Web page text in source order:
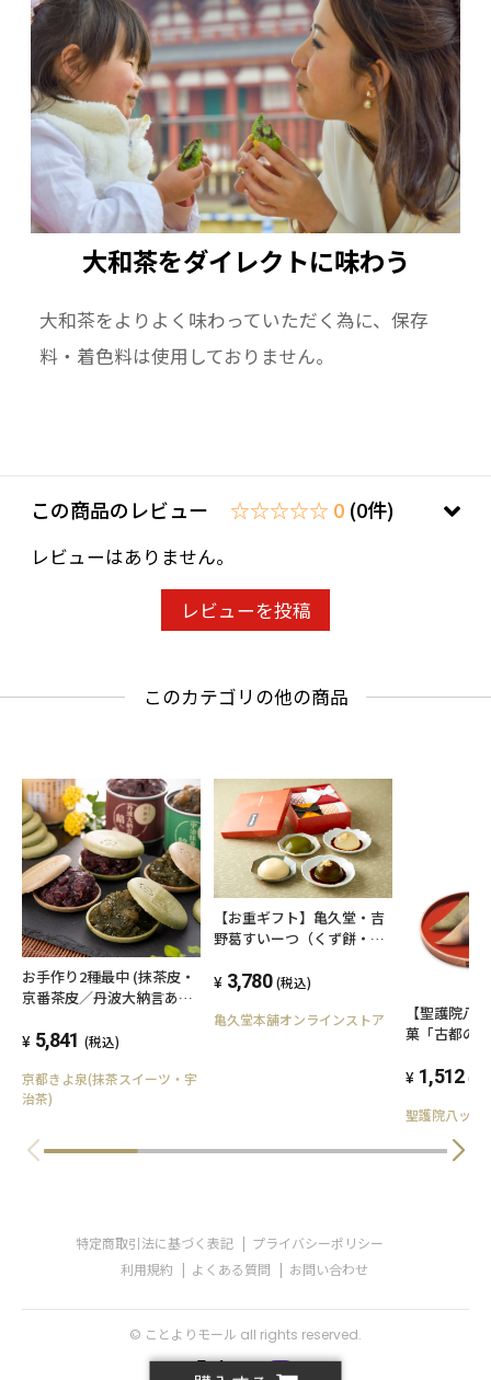
大和茶をダイレクトに味わう
大和茶をよりよく味わっていただく為に、保存
料・着色料は使用しておりません。
この商品のレビュー ☆☆☆☆☆ 0 (0件)
レビューはありません。
レビューを投稿
このカテゴリの他の商品
お手作り2種最中 (抹茶皮・
京番茶皮／丹波大納言あ
お菓子 ギフト
5,841 (税込)
京都きよ泉(抹茶スイーツ・宇
治茶)
【お重ギフト】亀久堂・吉
野葛すいーつ（くず餅・く
3,780 (税込)
亀久堂本舗オンラインストア
【聖護院八
菓「古都の
1,512 (税
聖護院八ッ橋
特定商取引法に基づく表記
プライバシーポリシー
利用規約
よくある質問 お問い合わせ
© ことよりモール all rights reserved.